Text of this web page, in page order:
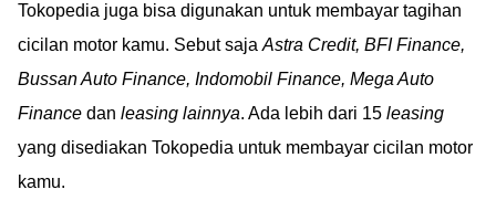
Tokopedia juga bisa digunakan untuk membayar tagihan
cicilan motor kamu. Sebut saja Astra Credit, BFI Finance,
Bussan Auto Finance, Indomobil Finance, Mega Auto
Finance dan leasing lainnya. Ada lebih dari 15 leasing
yang disediakan Tokopedia untuk membayar cicilan motor
kamu.